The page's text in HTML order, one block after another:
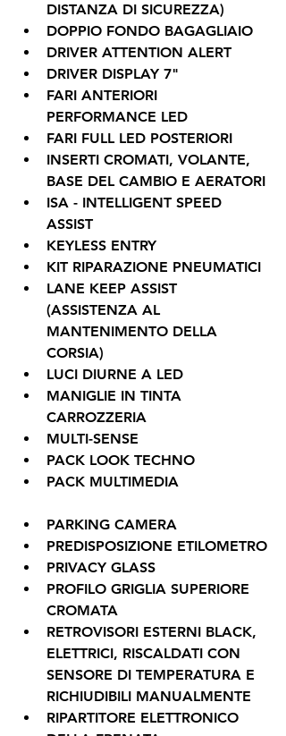
DISTANZA DI SICUREZZA)
DOPPIO FONDO BAGAGLIAIO
DRIVER ATTENTION ALERT
DRIVER DISPLAY 7"
FARI ANTERIORI
PERFORMANCE LED
FARI FULL LED POSTERIORI
INSERTI CROMATI, VOLANTE,
BASE DEL CAMBIO E AERATORI
ISA - INTELLIGENT SPEED
ASSIST
KEYLESS ENTRY
KIT RIPARAZIONE PNEUMATICI
LANE KEEP ASSIST
(ASSISTENZA AL
MANTENIMENTO DELLA
CORSIA)
LUCI DIURNE A LED
MANIGLIE IN TINTA
CARROZZERIA
MULTI-SENSE
PACK LOOK TECHNO
PACK MULTIMEDIA
PARKING CAMERA
PREDISPOSIZIONE ETILOMETRO
PRIVACY GLASS
PROFILO GRIGLIA SUPERIORE
CROMATA
RETROVISORI ESTERNI BLACK,
ELETTRICI, RISCALDATI CON
SENSORE DI TEMPERATURA E
RICHIUDIBILI MANUALMENTE
RIPARTITORE ELETTRONICO